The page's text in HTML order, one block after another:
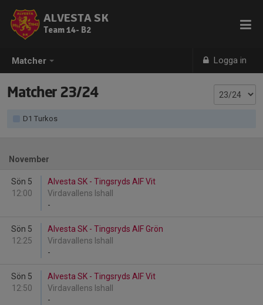
Matcher Logga in
ALVESTA SK
Team 14- B2
Matcher 23/24
D1 Turkos
November
Sön 5
12:00
Alvesta SK - Tingsryds AIF Vit
Virdavallens Ishall
-
Sön 5
12:25
Alvesta SK - Tingsryds AIF Grön
Virdavallens Ishall
-
Sön 5
12:50
Alvesta SK - Tingsryds AIF Vit
Virdavallens Ishall
-